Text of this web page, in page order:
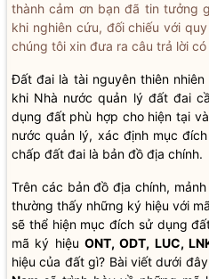
thành cảm ơn bạn đã tin tưởng
khi nghiên cứu, đối chiếu với
chúng tôi xin đưa ra câu trả lời
Đất đai là tài nguyên thiên
khi Nhà nước quản lý đất đai
dụng đất phù hợp cho hiện tại
nước quản lý, xác định mục
chấp đất đai là bản đồ địa chính.
Trên các bản đồ địa chính,
thường thấy những ký hiệu với
sẽ thể hiện mục đích sử dụng
mã ký hiệu ONT, ODT, LUC,
hiệu của đất gì? Bài viết dưới